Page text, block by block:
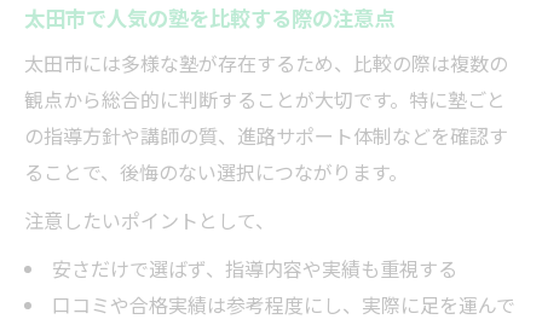
太田市で人気の塾を比較する際の注意点
太田市には多様な塾が存在するため、比較の際は複数の
観点から総合的に判断することが大切です。特に塾ごと
の指導方針や講師の質、進路サポート体制などを確認す
ることで、後悔のない選択につながります。
注意したいポイントとして、
安さだけで選ばず、指導内容や実績も重視する
口コミや合格実績は参考程度にし、実際に足を運んで